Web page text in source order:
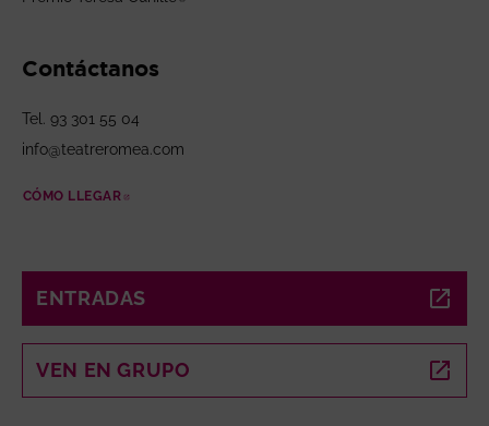
Contáctanos
Tel. 93 301 55 04
info@teatreromea.com
CÓMO LLEGAR
ENTRADAS
VEN EN GRUPO